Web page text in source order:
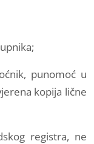
punomoć u
kopija lične
registra, ne